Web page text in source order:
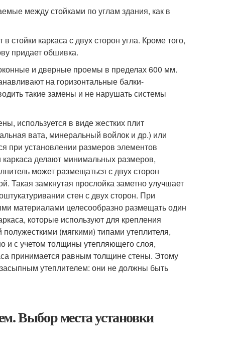
между стойками по углам здания, как в
каркаса с двух сторон угла. Кроме того,
придает обшивка.
и дверные проемы в пределах 600 мм.
на горизонтальные балки-
такие замены и не нарушать системы
используется в виде жестких плит
вата, минеральный войлок и др.) или
при установлении размеров элементов
каркаса делают минимальных размеров,
может размещаться с двух сторон
Такая замкнутая прослойка заметно улучшает
стен с двух сторон. При
материалами целесообразно размещать один
которые используют для крепления
(мягкими) типами утеплителя,
и с учетом толщины утепляющего слоя,
принимается равным толщине стены. Этому
утеплителем: они не должны быть
Выбор места установки